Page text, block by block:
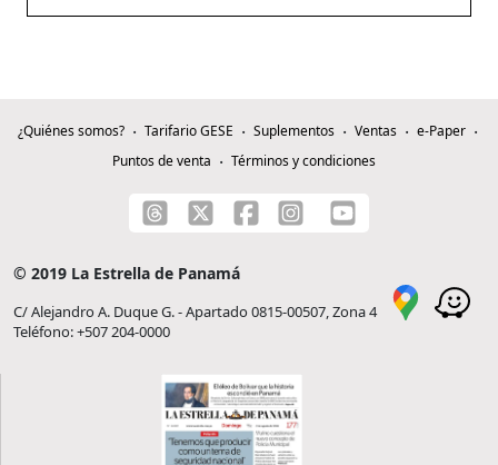
¿Quiénes somos? Tarifario GESE Suplementos Ventas
e-Paper
Puntos de venta
Términos y condiciones
© 2019 La Estrella de Panamá
C/ Alejandro A. Duque G. - Apartado 0815-00507, Zona 4
Teléfono: +507 204-0000